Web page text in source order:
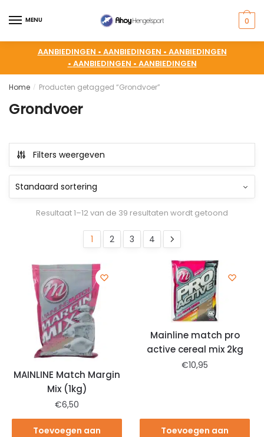
MENU 0
AANBIEDINGEN • AANBIEDINGEN • AANBIEDINGEN
• AANBIEDINGEN • AANBIEDINGEN
Home / Producten getagged “Grondvoer”
Grondvoer
Filters weergeven
Resultaat 1–12 van de 39 resultaten wordt getoond
1 2 3 4
MAINLINE Match Margin
Mix (1kg)
€6,50
Toevoegen aan
Mainline match pro
active cereal mix 2kg
€10,95
Toevoegen aan